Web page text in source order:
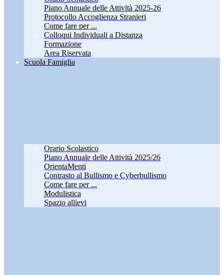
Piano Annuale delle Attività 2025-26
Protocollo Accoglienza Stranieri
Come fare per ...
Colloqui Individuali a Distanza
Formazione
Area Riservata
Scuola Famiglia
Orario Scolastico
Piano Annuale delle Attività 2025/26
OrientaMenti
Contrasto al Bullismo e Cyberbullismo
Come fare per ...
Modulistica
Spazio allievi